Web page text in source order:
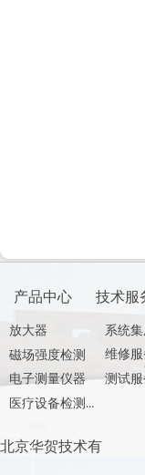
北京华贺技术有
放大器
磁场强度检测
电子测量仪器
医疗设备检测产品
系统
维修服
测试
技术服
产品中心